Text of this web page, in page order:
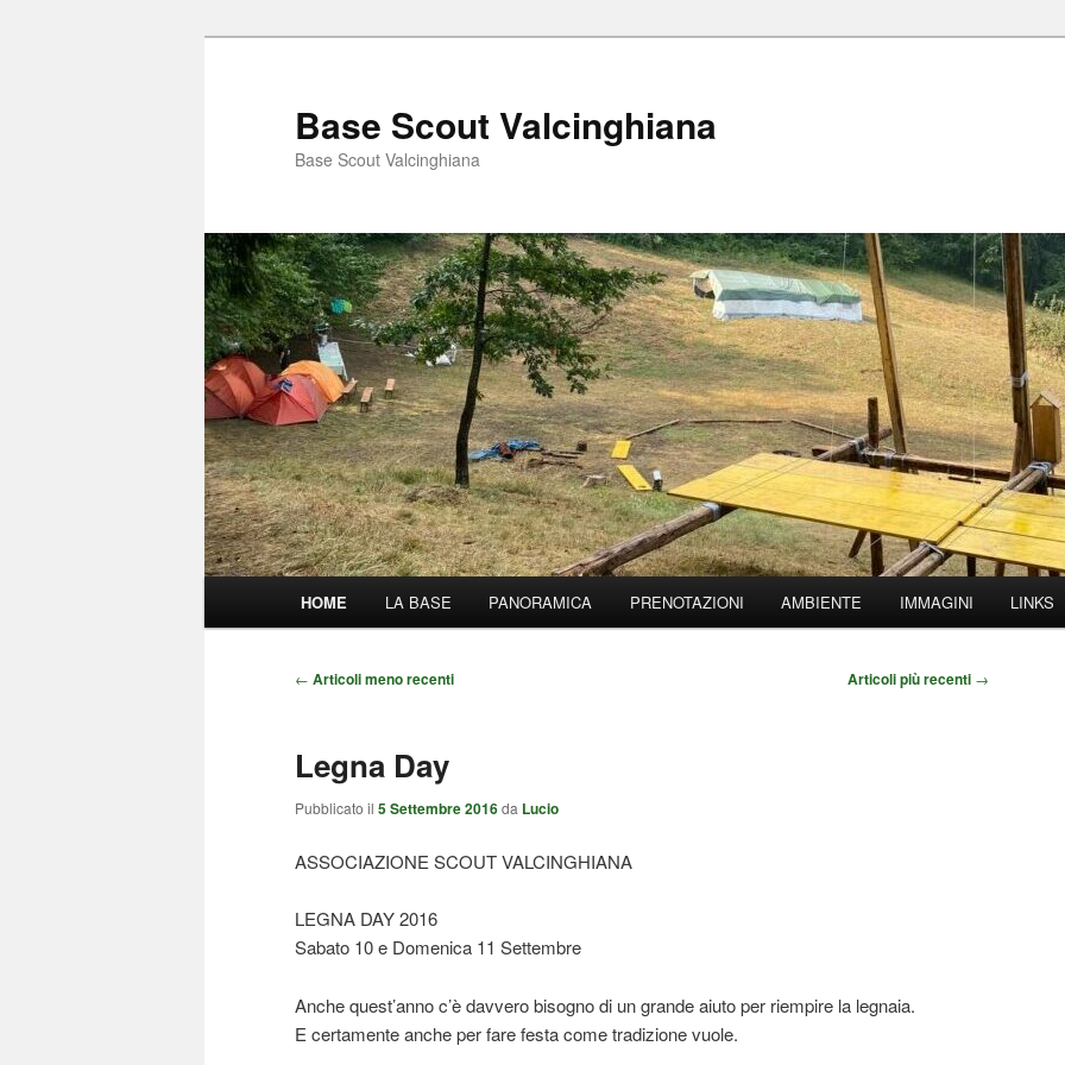
Base Scout Valcinghiana
Base Scout Valcinghiana
HOME LA BASE PANORAMICA PRENOTAZIONI AMBIENTE IMMAGINI LINKS
Navigazione
← Articoli meno recenti Articoli più recenti →
Legna Day
Pubblicato il 5 Settembre 2016da Lucio
ASSOCIAZIONE SCOUT VALCINGHIANA
LEGNA DAY 2016
Sabato 10 e Domenica 11 Settembre
Anche quest’anno c’è davvero bisogno di un grande aiuto per riempire la legnaia.
E certamente anche per fare festa come tradizione vuole.